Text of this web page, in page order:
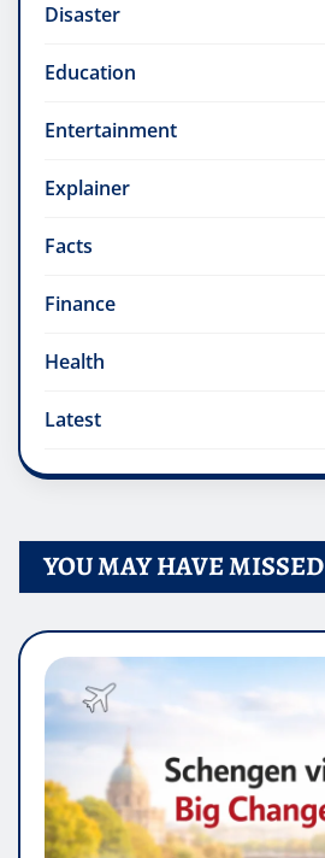
Disaster
Education
Entertainment
Explainer
Facts
Finance
Health
Latest
YOU MAY HAVE MISSED